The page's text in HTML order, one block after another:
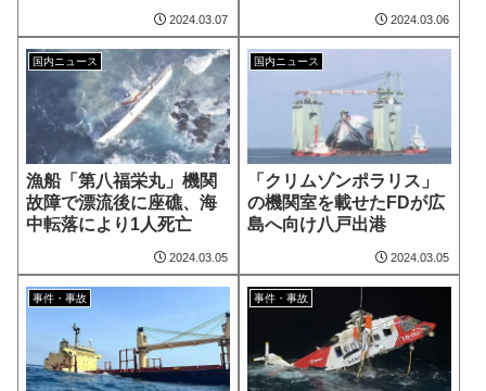
2024.03.07 2024.03.06
国内ニュース
漁船「第八福栄丸」機関
故障で漂流後に座礁、海
中転落により1人死亡
2024.03.05
国内ニュース
「クリムゾンポラリス」
の機関室を載せたFDが広
島へ向け八戸出港
2024.03.05
事件・事故 事件・事故